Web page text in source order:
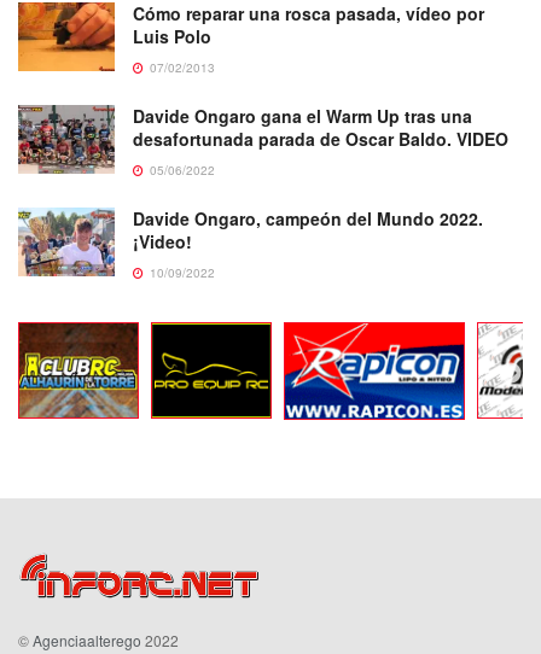
Cómo reparar una rosca pasada, vídeo por
Luis Polo
07/02/2013
Davide Ongaro gana el Warm Up tras una
desafortunada parada de Oscar Baldo. VIDEO
05/06/2022
Davide Ongaro, campeón del Mundo 2022.
¡Video!
10/09/2022
©Agenciaalterego 2022